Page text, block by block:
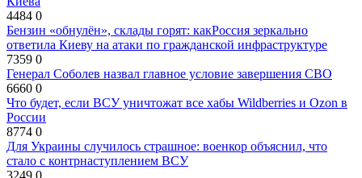
4484 0
Бензин «обнулён», склады горят: какРоссия зеркально
ответила Киеву на атаки по гражданской инфраструктуре
7359 0
Генерал Соболев назвал главное условие завершения СВО
6660 0
Что будет, если ВСУ уничтожат все хабы Wildberries и Ozon в
России
8774 0
Для Украины случилось страшное: военкор объяснил, что
стало с контрнаступлением ВСУ
3249 0